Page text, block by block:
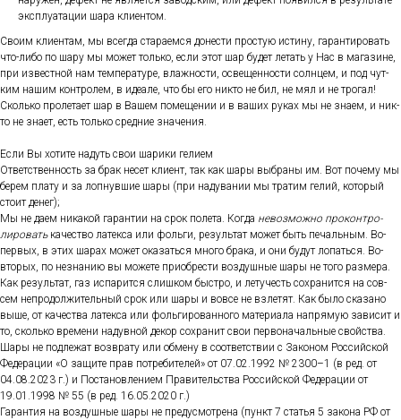
экс­плу­ата­ции ша­ра кли­ен­том.
Сво­им кли­ен­там, мы всег­да ста­ра­ем­ся до­нес­ти прос­тую ис­ти­ну, га­ран­ти­ровать
что-ли­бо по ша­ру мы мо­жет толь­ко, ес­ли этот шар бу­дет ле­тать у Нас в ма­гази­не,
при из­вес­тной нам тем­пе­рату­ре, влаж­ности, ос­ве­щен­ности сол­нцем, и под чут­
ким на­шим кон­тро­лем, в иде­але, что бы его ник­то не бил, не мял и не тро­гал!
Сколь­ко про­лета­ет шар в Ва­шем по­меще­нии и в ва­ших ру­ках мы не зна­ем, и ник­
то не зна­ет, есть толь­ко сред­ние зна­чения.
Ес­ли Вы хо­тите на­дуть свои ша­рики ге­ли­ем
От­ветс­твен­ность за брак не­сет кли­ент, так как ша­ры выб­ра­ны им. Вот по­чему мы
бе­рем пла­ту и за лоп­нувшие ша­ры (при на­дува­нии мы тра­тим ге­лий, ко­торый
сто­ит де­нег);
Мы не да­ем ни­какой га­ран­тии на срок по­лета. Ког­да не­воз­можно про­кон­тро­
лиро­ватька­чес­тво ла­тек­са или фоль­ги, ре­зуль­тат мо­жет быть пе­чаль­ным. Во-
пер­вых, в этих ша­рах мо­жет ока­зать­ся мно­го бра­ка, и они бу­дут ло­пать­ся. Во-
вто­рых, по нез­на­нию вы мо­жете при­об­рести воз­душные ша­ры не то­го раз­ме­ра.
Как ре­зуль­тат, газ ис­па­рит­ся слиш­ком быс­тро, и ле­тучесть сох­ра­нит­ся на сов­
сем неп­ро­дол­жи­тель­ный срок или ша­ры и вов­се не взле­тят. Как бы­ло ска­зано
вы­ше, от ка­чес­тва ла­тек­са или фоль­ги­рован­но­го ма­тери­ала нап­ря­мую за­висит и
то, сколь­ко вре­мени на­дув­ной де­кор сох­ра­нит свои пер­во­началь­ные свой­ства.
Ша­ры не под­ле­жат воз­вра­ту или об­ме­ну в со­от­ветс­твии с За­коном Рос­сий­ской
Фе­дера­ции «О за­щите прав пот­ре­бите­лей» от 07.02.1992 № 2300–1 (в ред. от
04.08.2023 г.) и Пос­та­нов­ле­ни­ем Пра­витель­ства Рос­сий­ской Фе­дера­ции от
19.01.1998 № 55 (в ред. 16.05.2020 г.)
Га­ран­тия на воз­душные ша­ры не пре­дус­мотре­на (пункт 7 статья 5 за­кона РФ от